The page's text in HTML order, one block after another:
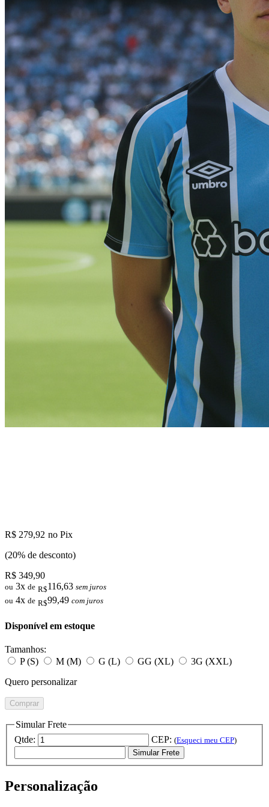
R$ 279,92 no Pix
(20% de desconto)
R$ 349,90
ou 3x de R$116,63 sem juros
ou 4x de R$99,49 com juros
Disponível em estoque
Tamanhos:
P (S)
M (M) G (L) GG (XL)
3G (XXL)
Quero personalizar
Comprar
Simular Frete
Qtde:
CEP: (Esqueci meu CEP)
Simular Frete
Personalização